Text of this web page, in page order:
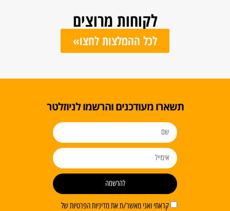
לקוחות מרוצים
לכל ההמלצות לחצו»
תשארו מעודכנים והרשמו לניוזלטר
קראתי ואני מאשר/ת את מדיניות הפרטיות של
להרשמה